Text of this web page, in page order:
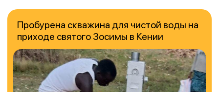
Пробурена скважина для чистой воды на
приходе святого Зосимы в Кении